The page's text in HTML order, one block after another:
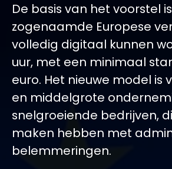
De basis van het voorstel
zogenaamde Europese
volledig digitaal kunnen
uur, met een minimaal
euro. Het nieuwe model
en middelgrote
snelgroeiende bedrijven,
maken hebben met
belemmeringen.